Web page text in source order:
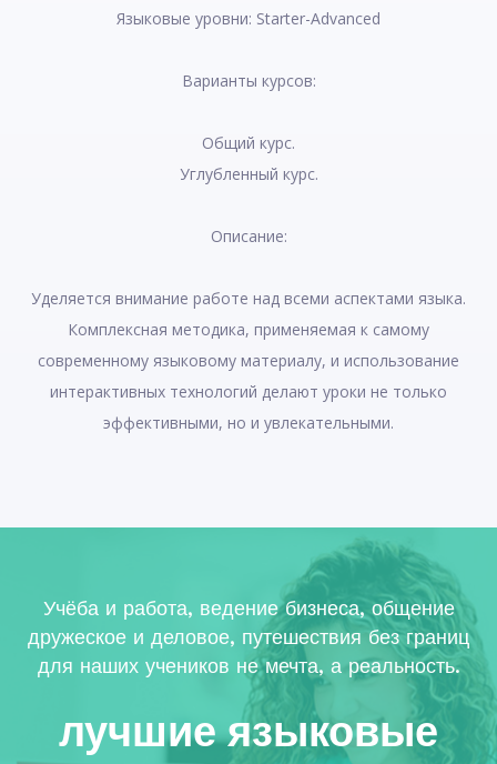
Языковые уровни: Starter-Advanced
Варианты курсов:
Общий курс.
Углубленный курс.
Описание:
Уделяется внимание работе над всеми аспектами языка.
Комплексная методика, применяемая к самому
современному языковому материалу, и использование
интерактивных технологий делают уроки не только
эффективными, но и увлекательными.
Учёба и работа, ведение бизнеса, общение
дружеское и деловое, путешествия без границ
для наших учеников не мечта, а реальность.
лучшие языковые